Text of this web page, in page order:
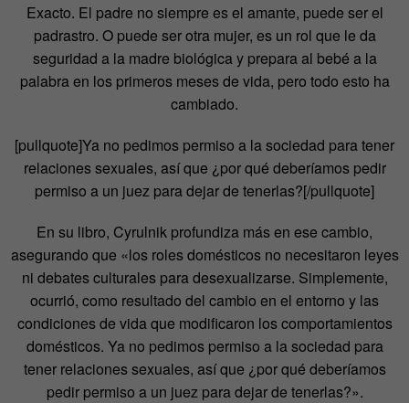
Exacto. El padre no siempre es el amante, puede ser el
padrastro. O puede ser otra mujer, es un rol que le da
seguridad a la madre biológica y prepara al bebé a la
palabra en los primeros meses de vida, pero todo esto ha
cambiado.
[pullquote]Ya no pedimos permiso a la sociedad para tener
relaciones sexuales, así que ¿por qué deberíamos pedir
permiso a un juez para dejar de tenerlas?[/pullquote]
En su libro, Cyrulnik profundiza más en ese cambio,
asegurando que «los roles domésticos no necesitaron leyes
ni debates culturales para desexualizarse. Simplemente,
ocurrió, como resultado del cambio en el entorno y las
condiciones de vida que modificaron los comportamientos
domésticos. Ya no pedimos permiso a la sociedad para
tener relaciones sexuales, así que ¿por qué deberíamos
pedir permiso a un juez para dejar de tenerlas?».